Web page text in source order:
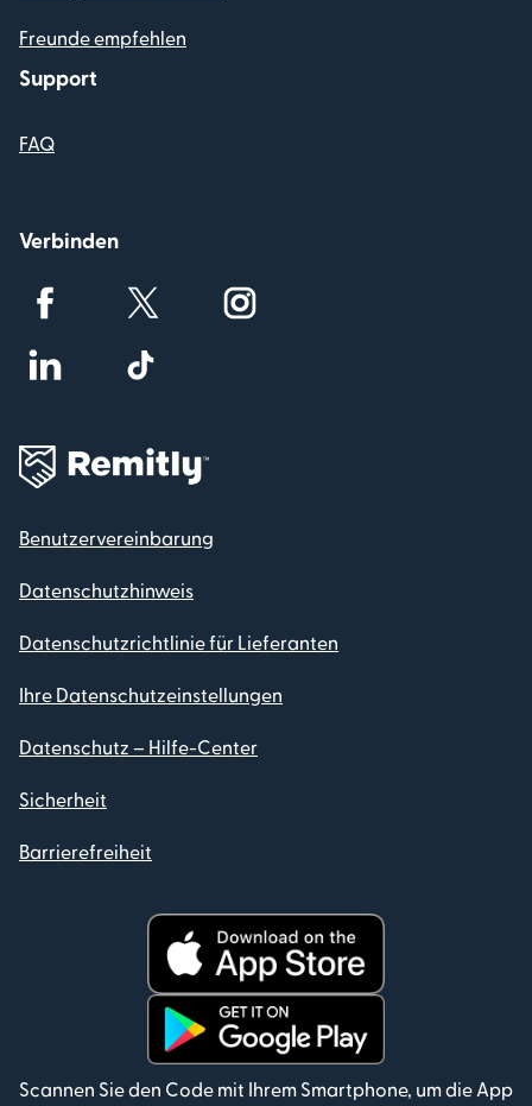
Freunde empfehlen
Support
FAQ
Verbinden
Benutzervereinbarung
Datenschutzhinweis
Datenschutzrichtlinie für Lieferanten
Ihre Datenschutzeinstellungen
Datenschutz – Hilfe-Center
Sicherheit
Barrierefreiheit
Scannen Sie den Code mit Ihrem Smartphone, um die App